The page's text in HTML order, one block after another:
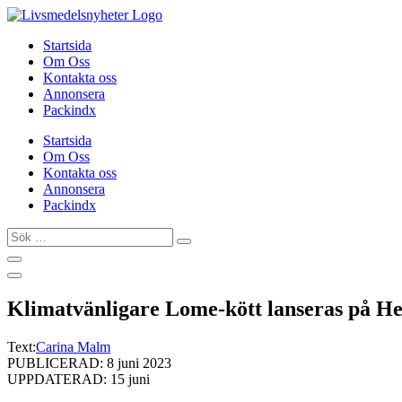
Hoppa
innehållStartsida
Om Oss
Kontakta oss
Annonsera
Packindx
Startsida
Om Oss
Kontakta oss
Annonsera
Packindx
Sök
…
Klimatvänligare Lome-kött lanseras på
Text:Carina Malm
PUBLICERAD: 8 juni 2023
UPPDATERAD: 15 juni